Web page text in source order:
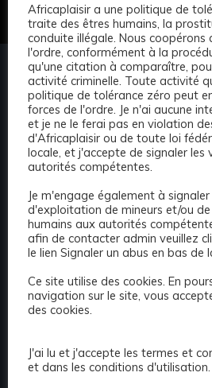
N#1Africaplaisir.com
Africain Trouver l'escorte
vous peut très souvent
d'escortes d'Afrique, vous
recherche discrète et
répertoire d'escortes
escortes les plus élites et les
de votre région ! Avec notre
pas de contrefaçon ». Vous
que nous autorisons
à faire de la publicité avec
leurs profils !
Africaplaisir a une politique de
traite des êtres humains, la
conduite illégale. Nous coopérons
l'ordre, conformément à la
qu'une citation à comparaître,
activité criminelle. Toute activité
politique de tolérance zéro peut
forces de l'ordre. Je n'ai aucune
et je ne le ferai pas en violation
d'Africaplaisir ou de toute loi
locale, et j'accepte de signaler les
autorités compétentes.
Je m'engage également à
d'exploitation de mineurs et/ou
humains aux autorités
afin de contacter admin veuillez
le lien Signaler un abus en bas de
Ce site utilise des cookies. En
navigation sur le site, vous
des cookies.
J'ai lu et j'accepte les termes et
et dans les conditions d'utilisation.